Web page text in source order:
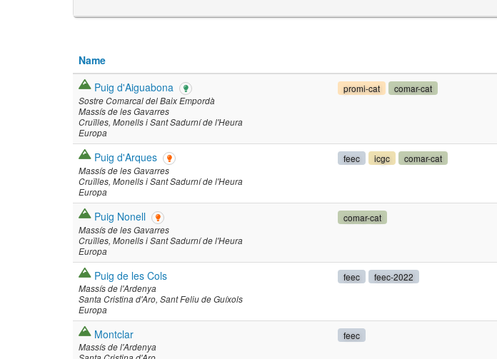
Name
Puig d'Aiguabona
Sostre Comarcal del Baix Empordà
Massís de les Gavarres
Cruïlles, Monells i Sant Sadurní de l'Heura
Europa
promi-cat comar-cat
Puig d'Arques
Massís de les Gavarres
Cruïlles, Monells i Sant Sadurní de l'Heura
Europa
feec icgc comar-cat
Puig Nonell
Massís de les Gavarres
Cruïlles, Monells i Sant Sadurní de l'Heura
Europa
comar-cat
Puig de les Cols
Massís de l'Ardenya
Santa Cristina d'Aro Sant Feliu de Guíxols
Europa
feec feec-2022
Montclar
Massís de l'Ardenya
feec